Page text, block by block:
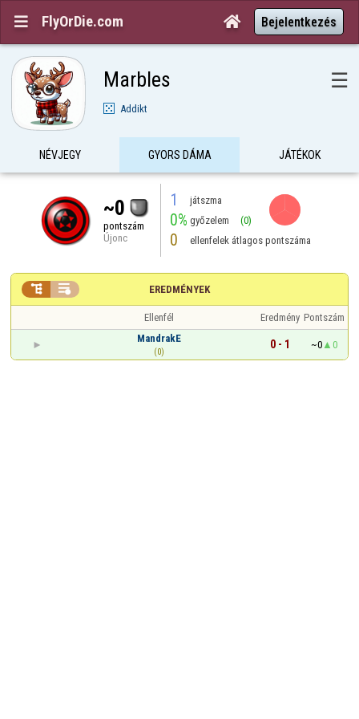
 FlyOrDie.com  Bejelentkezés
Marbles ☰
Addikt
NÉVJEGY GYORS DÁMA JÁTÉKOK
~0
pontszám
Újonc
1 játszma
0% győzelem (0)
0 ellenfelek átlagos pontszáma
EREDMÉNYEK
 
Ellenfél Eredmény Pontszám
MandrakE
(0)
0 - 1 ~0 0